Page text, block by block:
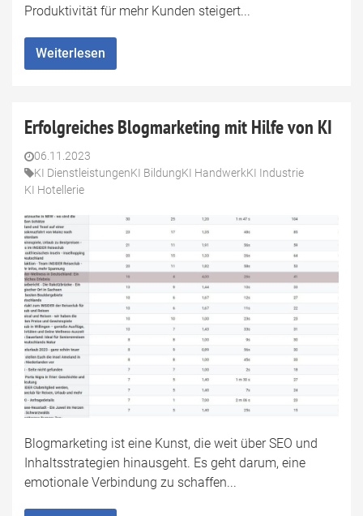
Produktivität für mehr Kunden steigert...
Weiterlesen
Erfolgreiches Blogmarketing mit Hilfe von KI
06.11.2023
KI DienstleistungenKI BildungKI HandwerkKI Industrie
KI Hotellerie
Blogmarketing ist eine Kunst, die weit über SEO und
Inhaltsstrategien hinausgeht. Es geht darum, eine
emotionale Verbindung zu schaffen...